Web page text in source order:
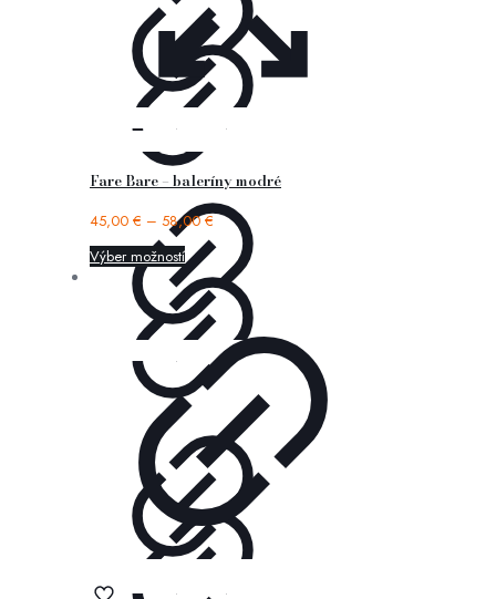
Fare Bare – baleríny modré
45,00 € – 58,00€
Výber možností